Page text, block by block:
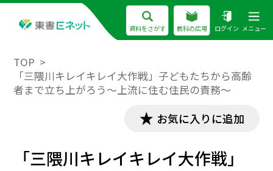
資料をさがす 教科の広場 ログイン メニュー
TOP
「三隈川キレイキレイ大作戦」子どもたちから高齢
者まで立ち上がろう～上流に住む住民の責務～
お気に入りに追加
「三隈川キレイキレイ大作戦」